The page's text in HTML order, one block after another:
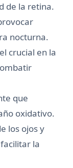
de la retina.
nocturna.
crucial en la
que
oxidativo.
los ojos y
la